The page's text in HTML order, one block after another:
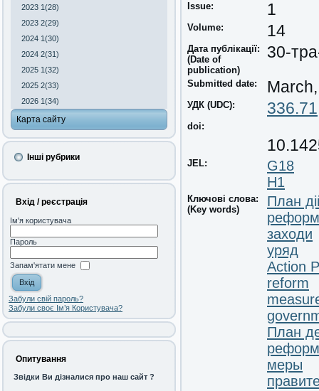
2023 1(28)
2023 2(29)
2024 1(30)
2024 2(31)
2025 1(32)
2025 2(33)
2026 1(34)
Карта сайту
Інші рубрики
Вхід / реєстрація
Ім'я користувача
Пароль
Запам'ятати мене
Забули свій пароль?
Забули своє Ім’я Користувача?
Опитування
Звідки Ви дізналися про наш сайт ?
Issue: 1
Volume: 14
Дата публікації:
(Date of
publication)
30-
Submitted date:
УДК (UDC):
doi:
336.71
JEL:
G18
H1
Ключові слова:
(Key words)
План
заходи
уряд
Action
reform
План
меры